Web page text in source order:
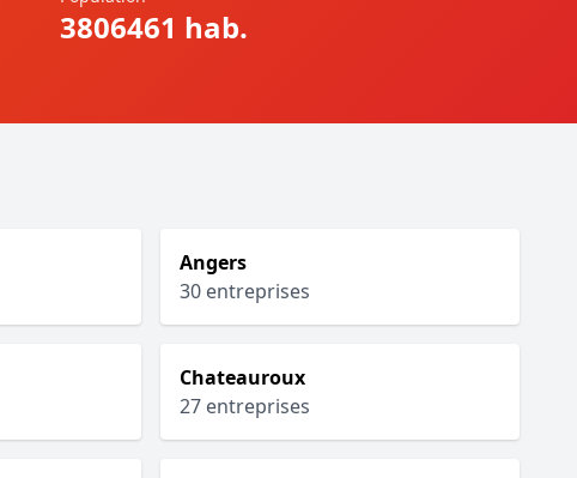
3806461 hab.
Angers
30 entreprises
Chateauroux
27 entreprises